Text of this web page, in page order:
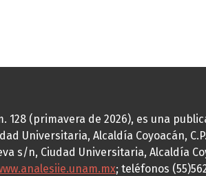
128 (primavera de 2026), es una
Universitaria, Alcaldía Coyoacán,
s/n, Ciudad Universitaria, Alcaldía
; teléfonos